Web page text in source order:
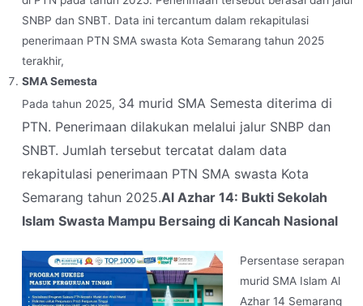
SNBP dan SNBT. Data ini tercantum dalam rekapitulasi
penerimaan PTN SMA swasta Kota Semarang tahun 2025
terakhir,
SMA Semesta
Pada tahun 2025, 34 murid SMA Semesta diterima di
PTN. Penerimaan dilakukan melalui jalur SNBP dan
SNBT. Jumlah tersebut tercatat dalam data
rekapitulasi penerimaan PTN SMA swasta Kota
Semarang tahun 2025.Al Azhar 14: Bukti Sekolah
Islam Swasta Mampu Bersaing di Kancah Nasional
Persentase serapan
murid SMA Islam Al
Azhar 14 Semarang